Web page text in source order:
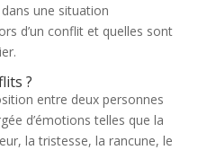
une situation
d’un conflit et quelles sont
?
entre deux personnes
d’émotions telles que la
la tristesse, la rancune, le